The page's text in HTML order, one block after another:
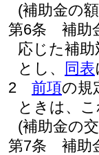
(補助金の
第6条
補助
応じた補
とし、
同表
2
前項の規
ときは、
(補助金の
第7条
補助